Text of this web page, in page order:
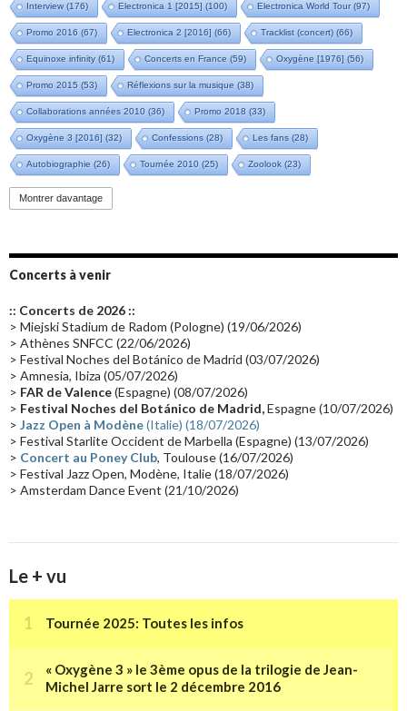
Interview(176) Electronica 1 [2015] (100) Electronica World Tour(97)
Promo 2016 (67) Electronica 2 [2016] (66) Tracklist (concert) (66)
Equinoxe infinity(61) Concerts en France (59) Oxygène [1976] (56)
Promo 2015 (53) Réflexions sur la musique (38)
Collaborations années 2010 (36) Promo 2018 (33)
Oxygène 3 [2016] (32) Confessions (28) Les fans (28)
Autobiographie (26) Tournée 2010 (25) Zoolook (23)
Promo 2019(23)
Groupe de Recherche Musicale
Passages radio Vidéo Jarrecast (16) Synthé 80's
Les concerts en Chine(16) Cinéma
Synthé Roland(15) Belgique(15)
(14) Astronomie (14) (14)
Tournée 2025(14) 2024(14) Chine(13)
Montrer davantage
Concerts à venir
:: Concerts de 2026 ::
> Miejski Stadium de Radom (Pologne) (19/06/2026)
> Athènes SNFCC (22/06/2026)
> Festival Noches del Botánico de Madrid (03/07/2026)
> Amnesia, Ibiza (05/07/2026)
> FAR de Valence(Espagne) (08/07/2026)
> Festival Noches del Botánico de Madrid,Espagne (10/07/2026)
> Jazz Open à Modène(Italie) (18/07/2026)
> Festival Starlite Occident de Marbella (Espagne) (13/07/2026)
> Concert au Poney Club, Toulouse (16/07/2026)
> Festival Jazz Open, Modène, Italie (18/07/2026)
> Amsterdam Dance Event (21/10/2026)
Le + vu